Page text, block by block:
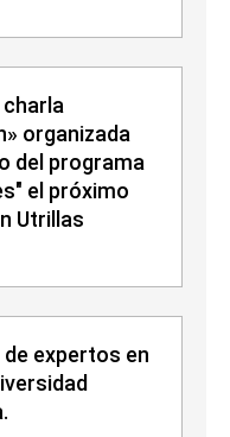
organizada
del programa
el próximo
Utrillas
expertos en